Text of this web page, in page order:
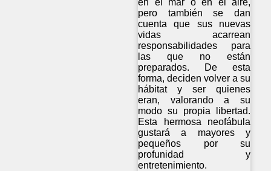
pero también se dan
cuenta que sus nuevas
vidas acarrean
responsabilidades para
las que no están
preparados. De esta
forma, deciden volver a su
hábitat y ser quienes
eran, valorando a su
modo su propia libertad.
Esta hermosa neofábula
gustará a mayores y
pequeños por su
profunidad y
entretenimiento.